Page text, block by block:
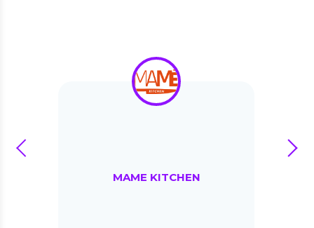
MAME KITCHEN
prev next